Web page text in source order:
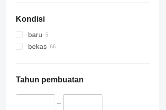
Kondisi
baru
bekas
Tahun pembuatan
–